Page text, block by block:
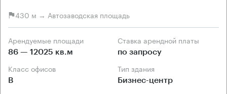
430 м → Автозаводская площадь
Арендуемые площади
86 — 12025 кв.м
Ставка арендной платы
по запросу
Класс офисов
B
Тип здания
Бизнес-центр